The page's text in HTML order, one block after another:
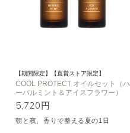
【期間限定】【直営ストア限定】
COOL PROTECT オイルセット（ハ
ーバルミント＆アイスフラワー）
5,720円
朝と夜、香りで整える夏の1日